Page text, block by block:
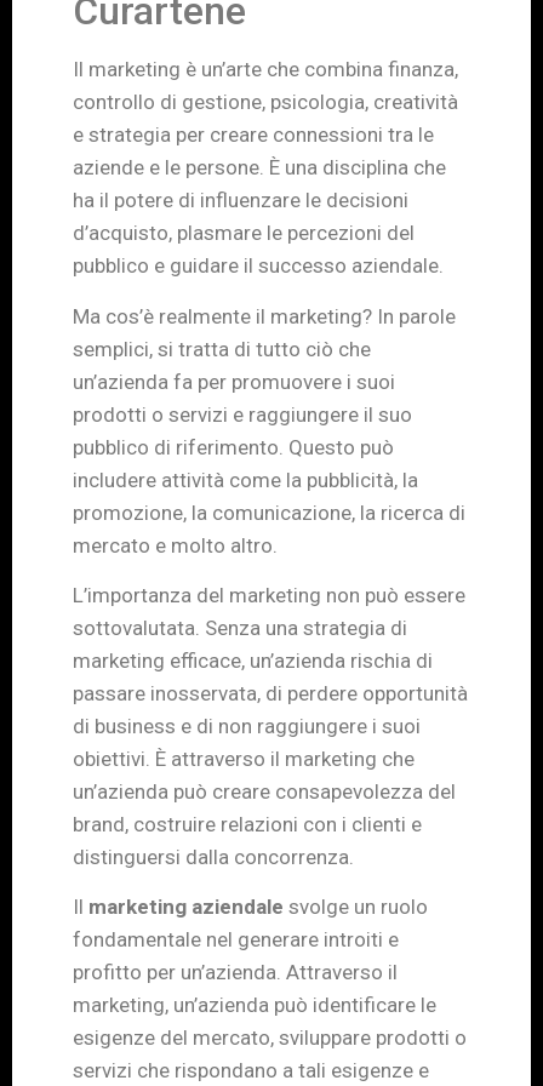
Curartene
Il marketing è un’arte che combina finanza,
controllo di gestione, psicologia, creatività
e strategia per creare connessioni tra le
aziende e le persone. È una disciplina che
ha il potere di influenzare le decisioni
d’acquisto, plasmare le percezioni del
pubblico e guidare il successo aziendale.
Ma cos’è realmente il marketing? In parole
semplici, si tratta di tutto ciò che
un’azienda fa per promuovere i suoi
prodotti o servizi e raggiungere il suo
pubblico di riferimento. Questo può
includere attività come la pubblicità, la
promozione, la comunicazione, la ricerca di
mercato e molto altro.
L’importanza del marketing non può essere
sottovalutata. Senza una strategia di
marketing efficace, un’azienda rischia di
passare inosservata, di perdere opportunità
di business e di non raggiungere i suoi
obiettivi. È attraverso il marketing che
un’azienda può creare consapevolezza del
brand, costruire relazioni con i clienti e
distinguersi dalla concorrenza.
Il marketing aziendale svolge un ruolo
fondamentale nel generare introiti e
profitto per un’azienda. Attraverso il
marketing, un’azienda può identificare le
esigenze del mercato, sviluppare prodotti o
servizi che rispondano a tali esigenze e